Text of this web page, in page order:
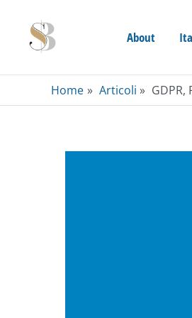
content
About
Home Articoli